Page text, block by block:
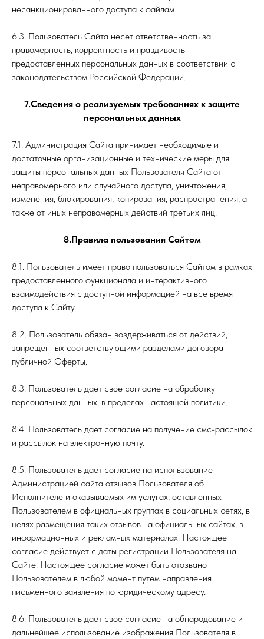
несанкционированного доступа к файлам
6.3. Пользователь Сайта несет ответственность за
правомерность, корректность и правдивость
предоставленных персональных данных в соответствии с
законодательством Российской Федерации.
7.Сведения о реализуемых требованиях к защите
персональных данных
7.1. Администрация Сайта принимает необходимые и
достаточные организационные и технические меры для
защиты персональных данных Пользователя Сайта от
неправомерного или случайного доступа, уничтожения,
изменения, блокирования, копирования, распространения, а
также от иных неправомерных действий третьих лиц.
8.Правила пользования Сайтом
8.1. Пользователь имеет право пользоваться Сайтом в рамках
предоставленного функционала и интерактивного
взаимодействия с доступной информацией на все время
доступа к Сайту.
8.2. Пользователь обязан воздерживаться от действий,
запрещенных соответствующими разделами договора
публичной Оферты.
8.3. Пользователь дает свое согласие на обработку
персональных данных, в пределах настоящей политики.
8.4. Пользователь дает согласие на получение смс-рассылок
и рассылок на электронную почту.
8.5. Пользователь дает согласие на использование
Администрацией сайта отзывов Пользователя об
Исполнителе и оказываемых им услугах, оставленных
Пользователем в официальных группах в социальных сетях, в
целях размещения таких отзывов на официальных сайтах, в
информационных и рекламных материалах. Настоящее
согласие действует с даты регистрации Пользователя на
Сайте. Настоящее согласие может быть отозвано
Пользователем в любой момент путем направления
письменного заявления по юридическому адресу.
8.6. Пользователь дает свое согласие на обнародование и
дальнейшее использование изображения Пользователя в